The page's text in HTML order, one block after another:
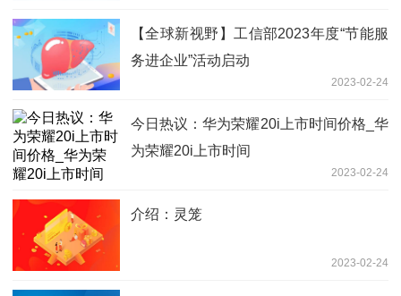
【全球新视野】工信部2023年度“节能服
务进企业”活动启动
2023-02-24
今日热议：华为荣耀20i上市时间价格_华
为荣耀20i上市时间
2023-02-24
介绍：灵笼
2023-02-24